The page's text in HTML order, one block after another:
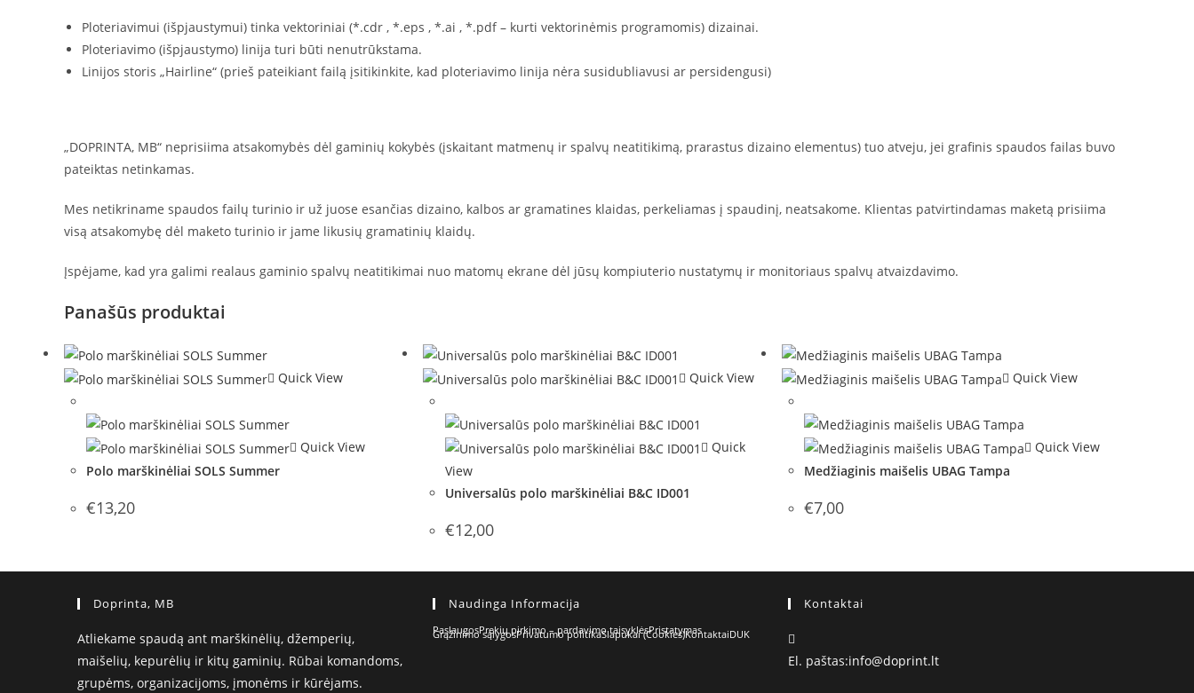
Ploteriavimui (išpjaustymui) tinka vektoriniai (*.cdr , *.eps , *.ai , *.pdf – kurti vektorinėmis programomis) dizainai.
Ploteriavimo (išpjaustymo) linija turi būti nenutrūkstama.
Linijos storis „Hairline“ (prieš pateikiant failą įsitikinkite, kad ploteriavimo linija nėra susidubliavusi ar persidengusi)
„DOPRINTA, MB“ neprisiima atsakomybės dėl gaminių kokybės (įskaitant matmenų ir spalvų neatitikimą, prarastus dizaino elementus) tuo atveju, jei grafinis spaudos failas buvo
pateiktas netinkamas.
Mes netikriname spaudos failų turinio ir už juose esančias dizaino, kalbos ar gramatines klaidas, perkeliamas į spaudinį, neatsakome. Klientas patvirtindamas maketą prisiima
visą atsakomybę dėl maketo turinio ir jame likusių gramatinių klaidų.
Įspėjame, kad yra galimi realaus gaminio spalvų neatitikimai nuo matomų ekrane dėl jūsų kompiuterio nustatymų ir monitoriaus spalvų atvaizdavimo.
Panašūs produktai
Quick View
Quick View
Polo marškinėliai SOLS Summer
€13,20
Quick View
Quick
View
Universalūs polo marškinėliai B&C ID001
€12,00
Quick View
Quick View
Medžiaginis maišelis UBAG Tampa
€7,00
Doprinta, MB
Atliekame spaudą ant marškinėlių, džemperių,
maišelių, kepurėlių ir kitų gaminių. Rūbai komandoms,
grupėms, organizacijoms, įmonėms ir kūrėjams.
Naudinga Informacija
PaslaugosPrekių pirkimo – pardavimo taisyklėsPristatymas
Grąžinimo sąlygosPrivatumo politikaSlapukai (Cookies)KontaktaiDUK
Kontaktai
El. paštas:info@doprint.ltOpens